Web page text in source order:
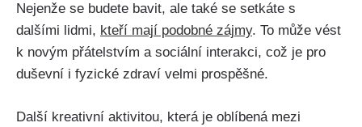
‍Nejenže se budete bavit, ale také se setkáte​ s
dalšími lidmi, kteří mají podobné zájmy. To může⁤ vést
k ‍novým přátelstvím a sociální interakci, což⁣ je pro
duševní ‍i fyzické zdraví velmi prospěšné.⁢
Další ‍kreativní aktivitou, která ‍je oblíbená​ mezi